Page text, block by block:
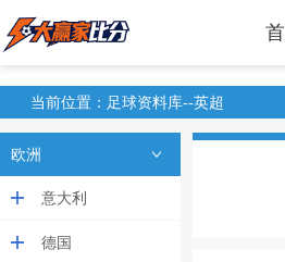
当前位置：足球资料库--英超
欧洲
意大利
德国